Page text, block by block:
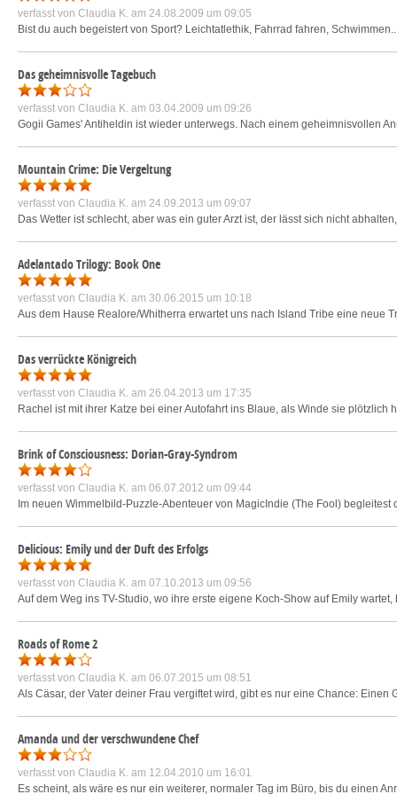
verfasst von Claudia K. am 24.08.2009 um 09:05
Bist du auch begeistert von Sport? Leichtatlethik, Fahrrad fahren,
Das geheimnisvolle Tagebuch
verfasst von Claudia K. am 03.04.2009 um 09:26
Gogii Games' Antiheldin ist wieder unterwegs. Nach einem geheimnisvollen
Mountain Crime: Die Vergeltung
verfasst von Claudia K. am 24.09.2013 um 09:07
Das Wetter ist schlecht, aber was ein guter Arzt ist, der lässt sich nicht
Adelantado Trilogy: Book One
verfasst von Claudia K. am 30.06.2015 um 10:18
Aus dem Hause Realore/Whitherra erwartet uns nach Island Tribe eine neue
Das verrückte Königreich
verfasst von Claudia K. am 26.04.2013 um 17:35
Rachel ist mit ihrer Katze bei einer Autofahrt ins Blaue, als Winde sie
Brink of Consciousness: Dorian-Gray-Syndrom
verfasst von Claudia K. am 06.07.2012 um 09:44
Im neuen Wimmelbild-Puzzle-Abenteuer von MagicIndie (The Fool)
Delicious: Emily und der Duft des Erfolgs
verfasst von Claudia K. am 07.10.2013 um 09:56
Auf dem Weg ins TV-Studio, wo ihre erste eigene Koch-Show auf Emily
Roads of Rome 2
verfasst von Claudia K. am 06.07.2015 um 08:51
Als Cäsar, der Vater deiner Frau vergiftet wird, gibt es nur eine Chance:
Amanda und der verschwundene Chef
verfasst von Claudia K. am 12.04.2010 um 16:01
Es scheint, als wäre es nur ein weiterer, normaler Tag im Büro, bis du einen